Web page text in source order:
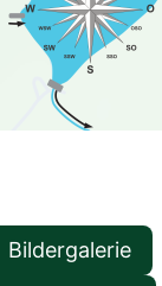
Bildergalerie